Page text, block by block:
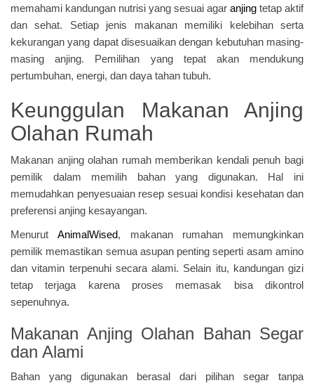
memahami kandungan nutrisi yang sesuai agar anjing tetap aktif
dan sehat. Setiap jenis makanan memiliki kelebihan serta
kekurangan yang dapat disesuaikan dengan kebutuhan masing-
masing anjing. Pemilihan yang tepat akan mendukung
pertumbuhan, energi, dan daya tahan tubuh.
Keunggulan Makanan Anjing
Olahan Rumah
Makanan anjing olahan rumah memberikan kendali penuh bagi
pemilik dalam memilih bahan yang digunakan. Hal ini
memudahkan penyesuaian resep sesuai kondisi kesehatan dan
preferensi anjing kesayangan.
Menurut
AnimalWised, makanan rumahan memungkinkan
pemilik memastikan semua asupan penting seperti asam amino
dan vitamin terpenuhi secara alami. Selain itu, kandungan gizi
tetap terjaga karena proses memasak bisa dikontrol
sepenuhnya.
Makanan Anjing Olahan Bahan Segar
dan Alami
Bahan yang digunakan berasal dari pilihan segar tanpa